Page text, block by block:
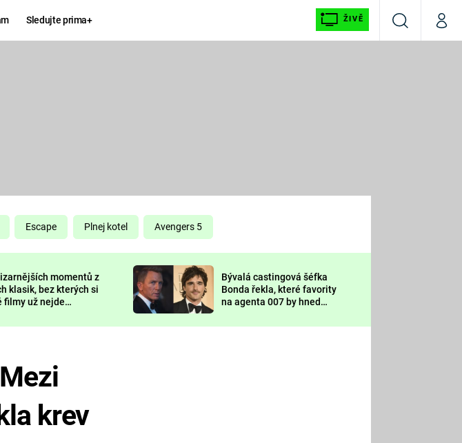
Sledujte prima+ ŽIVĚ
VyhledáváníMůj
KOMEDIE
CHUCK
NORRIS
DEADPOOL
Prima LAJK
Sledujte nás
Escape Plnej kotel Avengers 5
momentů z
klasik, bez kterých si
filmy už nejde
Bývalá castingová šéfka
Bonda řekla, které favority
na agenta 007 by hned
krev